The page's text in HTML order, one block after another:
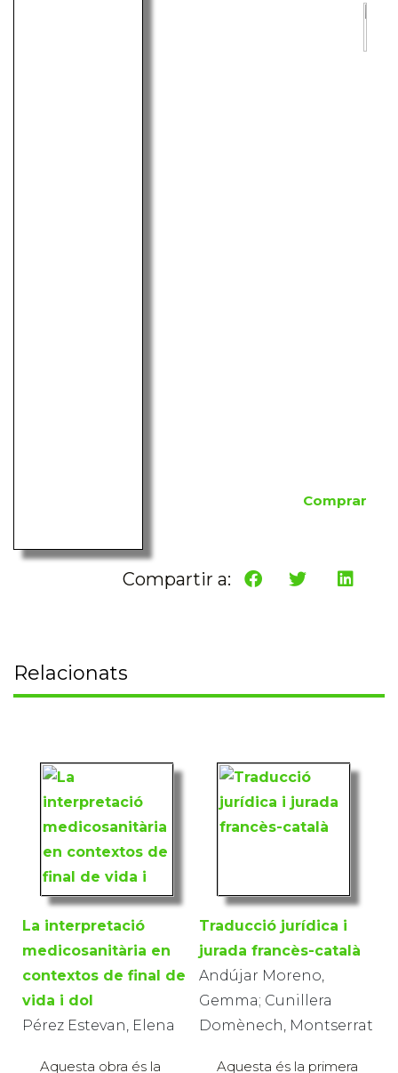
Comprar
Compartir a:
Relacionats
La interpretació
medicosanitària en
contextos de final de
vida i dol
Pérez Estevan, Elena
Aquesta obra és la
Traducció jurídica i
jurada francès-català
Andújar Moreno,
Gemma; Cunillera
Domènech, Montserrat
Aquesta és la primera